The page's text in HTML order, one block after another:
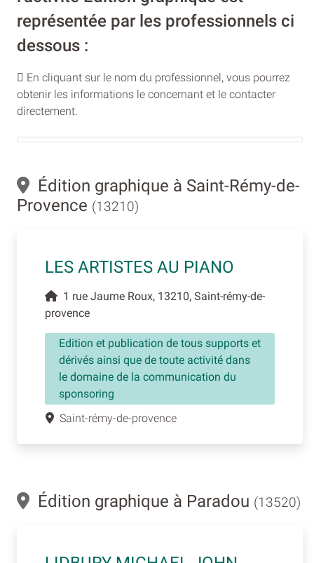
représentée par les professionnels ci
dessous :
En cliquant sur le nom du professionnel, vous pourrez
obtenir les informations le concernant et le contacter
directement.
Édition graphique à Saint-Rémy-de-
Provence (13210)
LES ARTISTES AU PIANO
1 rue Jaume Roux, 13210, Saint-rémy-de-
provence
Edition et publication de tous supports et
dérivés ainsi que de toute activité dans
le domaine de la communication du
sponsoring
Saint-rémy-de-provence
Édition graphique à Paradou (13520)